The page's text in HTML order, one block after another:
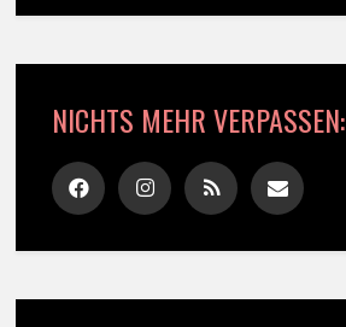
NICHTS MEHR VERPASSEN: